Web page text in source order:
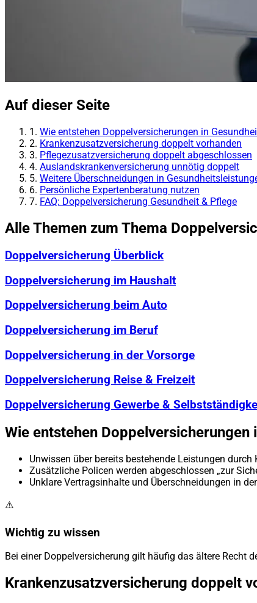
Auf dieser Seite
1. Wie entstehen Doppelversicherungen in
2. Krankenzusatzversicherung doppelt vorhanden
3. Pflegezusatzversicherung doppelt abgeschlossen
4. Auslandskrankenversicherung unnötig doppelt
5. Weitere Überschneidungen in
6. Persönliche Expertenberatung nutzen
7. FAQ: Doppelversicherung Gesundheit & Pflege
Alle Themen zum Thema
Doppelversicherung Überblick
Doppelversicherung im Haushalt
Doppelversicherung beim Auto
Doppelversicherung im Beruf
Doppelversicherung in der Vorsorge
Doppelversicherung Reise & Freizeit
Doppelversicherung Gewerbe &
Wie entstehen Doppelversicherungen
Unwissen über bereits bestehende Leistungen durch
Zusätzliche Policen werden abgeschlossen „zur
Unklare Vertragsinhalte und Überschneidungen in
⚠️
Wichtig zu wissen
Bei einer Doppelversicherung gilt häufig das ältere Recht
Krankenzusatzversicherung doppelt